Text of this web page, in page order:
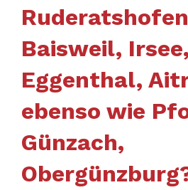
Baisweil, Irsee,
Eggenthal,
ebenso wie
Günzach,